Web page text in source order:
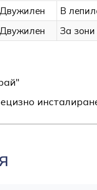
Двужилен
В
Двужилен За